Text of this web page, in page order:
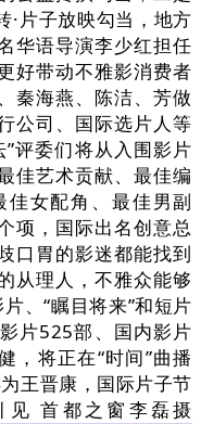
·片子放映勾当，地方
华语导演李少红担任
好带动不雅影消费者
秦海燕、陈洁、芳做
公司、国际选片人等
评委们将从入围影片
佳艺术贡献、最佳编
女配角、最佳男副
项，国际出名创意总
口胃的影迷都能找到
从理人，不雅众能够
、“瞩目将来”和短片
片525部、国内影片
，将正在“时间”曲播
王晋康，国际片子节
见 首都之窗李磊摄